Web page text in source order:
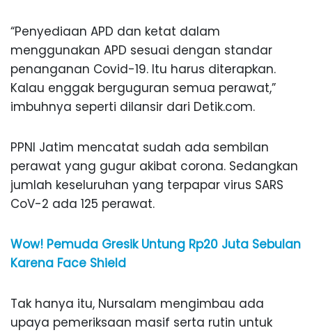
“Penyediaan APD dan ketat dalam
menggunakan APD sesuai dengan standar
penanganan Covid-19. Itu harus diterapkan.
Kalau enggak berguguran semua perawat,”
imbuhnya seperti dilansir dari Detik.com.
PPNI Jatim mencatat sudah ada sembilan
perawat yang gugur akibat corona. Sedangkan
jumlah keseluruhan yang terpapar virus SARS
CoV-2 ada 125 perawat.
Wow! Pemuda Gresik Untung Rp20 Juta Sebulan
Karena Face Shield
Tak hanya itu, Nursalam mengimbau ada
upaya pemeriksaan masif serta rutin untuk